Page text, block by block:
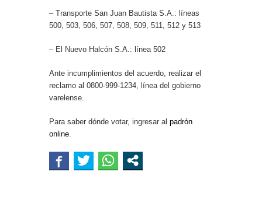
– Transporte San Juan Bautista S.A.: líneas
500, 503, 506, 507, 508, 509, 511, 512 y 513
– El Nuevo Halcón S.A.: línea 502
Ante incumplimientos del acuerdo, realizar el
reclamo al 0800-999-1234, línea del gobierno
varelense.
Para saber dónde votar, ingresar al padrón
online